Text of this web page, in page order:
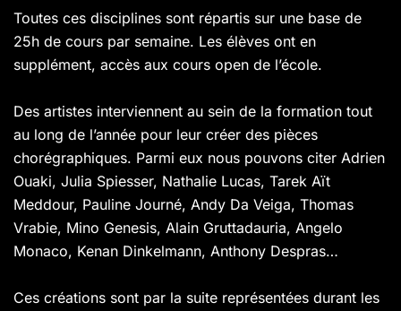
Toutes ces disciplines sont répartis sur une base de
25h de cours par semaine. Les élèves ont en
supplément, accès aux cours open de l’école.
Des artistes interviennent au sein de la formation tout
au long de l’année pour leur créer des pièces
chorégraphiques. Parmi eux nous pouvons citer Adrien
Ouaki, Julia Spiesser, Nathalie Lucas, Tarek Aït
Meddour, Pauline Journé, Andy Da Veiga, Thomas
Vrabie, Mino Genesis, Alain Gruttadauria, Angelo
Monaco, Kenan Dinkelmann, Anthony Despras…
Ces créations sont par la suite représentées durant les